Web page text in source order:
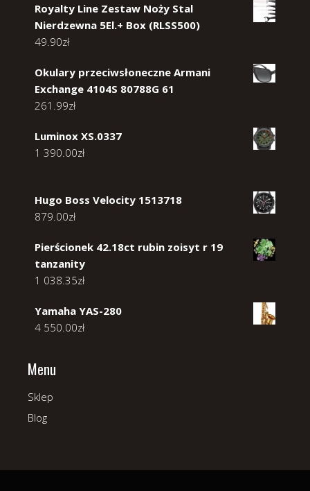
Royalty Line Zestaw Noży Stal
Nierdzewna 5El.+ Box (RLSS500)
49.90zł
Okulary przeciwsłoneczne Armani
Exchange 4104S 80788G 61
261.99zł
Luminox XS.0337
1 390.00zł
Hugo Boss Velocity 1513718
879.00zł
Pierścionek 42.18ct rubin zoisyt r 19
tanzanity
1 038.35zł
Yamaha YAS-280
4 550.00zł
Menu
Sklep
Blog